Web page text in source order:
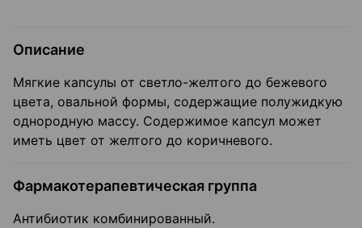
Описание
Мягкие капсулы от светло-желтого до бежевого
цвета, овальной формы, содержащие полужидкую
однородную массу. Содержимое капсул может
иметь цвет от желтого до коричневого.
Фармакотерапевтическая группа
Антибиотик комбинированный.